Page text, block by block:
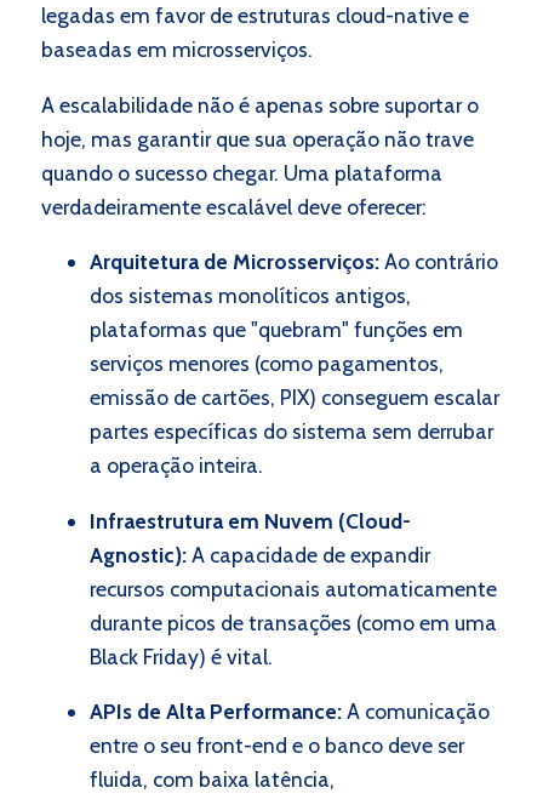
legadas em favor de estruturas cloud-native e
baseadas em microsserviços.
A escalabilidade não é apenas sobre suportar o
hoje, mas garantir que sua operação não trave
quando o sucesso chegar. Uma plataforma
verdadeiramente escalável deve oferecer:
Arquitetura de Microsserviços:Ao contrário
dos sistemas monolíticos antigos,
plataformas que "quebram" funções em
serviços menores (como pagamentos,
emissão de cartões, PIX) conseguem escalar
partes específicas do sistema sem derrubar
a operação inteira.
Infraestrutura em Nuvem (Cloud-
Agnostic):A capacidade de expandir
recursos computacionais automaticamente
durante picos de transações (como em uma
Black Friday) é vital.
APIs de Alta Performance:A comunicação
entre o seu front-end e o banco deve ser
fluida, com baixa latência,